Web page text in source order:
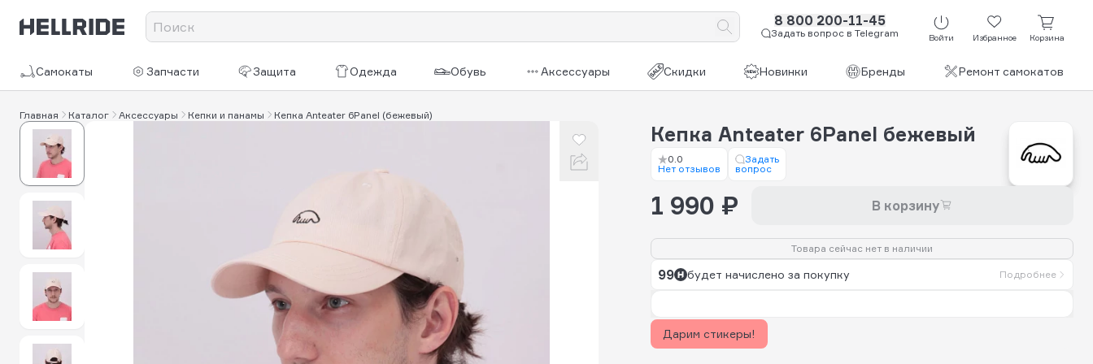
8 800 200-11-45
Задать вопрос в Telegram Войти Избранное Корзина
Самокаты Запчасти Защита Одежда Обувь Аксессуары Скидки Новинки Бренды Ремонт самокатов
Главная Каталог Аксессуары Кепки и панамы Кепка Anteater 6Panel (бежевый)
Кепка Anteater 6Panel бежевый
0.0
Нет отзывов
Задать
вопрос
1 990 ₽ В корзину
Товара сейчас нет в наличии
99 будет начислено за покупку Подробнее
Дарим стикеры!